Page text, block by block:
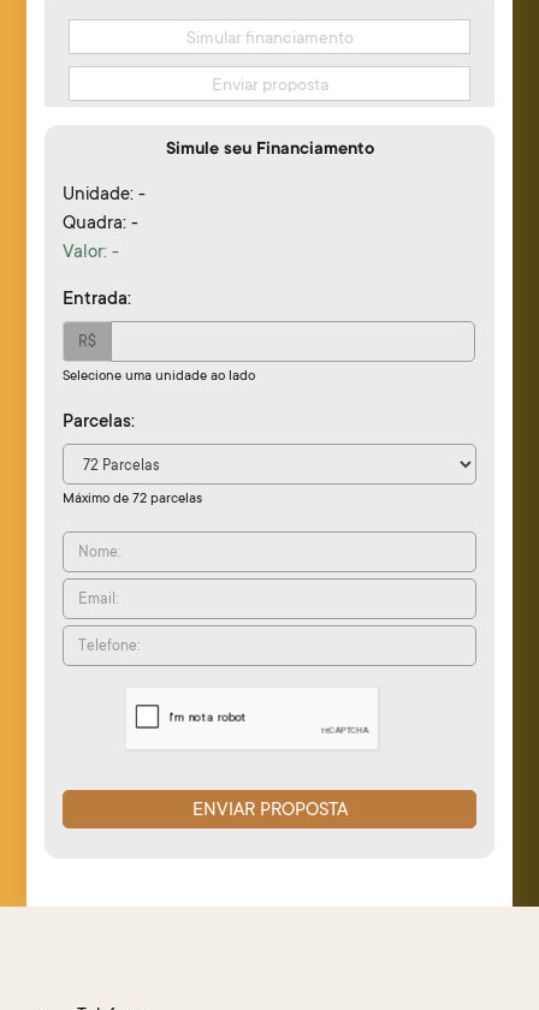
Simular financiamento
Enviar proposta
Simule seu Financiamento
Unidade: -
Quadra: -
Valor: -
Entrada:
R$
Selecione uma unidade ao lado
Parcelas:
Máximo de 72 parcelas